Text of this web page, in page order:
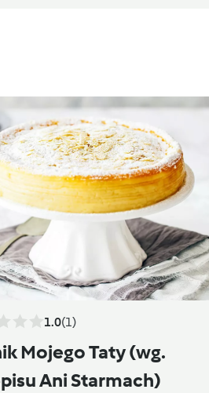
1.0(1)
Mojego Taty (wg.
Ani Starmach)